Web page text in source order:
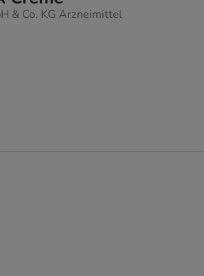
& Co. KG Arzneimittel